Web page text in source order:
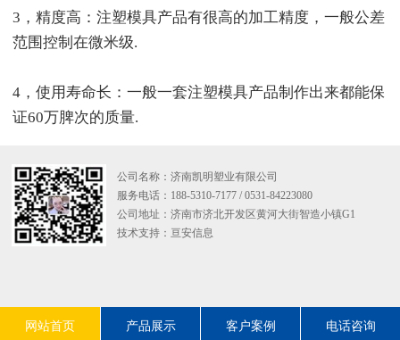
3，精度高：注塑模具产品有很高的加工精度，一般公差
范围控制在微米级.
4，使用寿命长：一般一套注塑模具产品制作出来都能保
证60万脾次的质量.
公司名称：济南凯明塑业有限公司
服务电话：188-5310-7177 / 0531-84223080
公司地址：济南市济北开发区黄河大街智造小镇G1
技术支持： 亘安信息
网站首页 产品展示 客户案例 电话咨询